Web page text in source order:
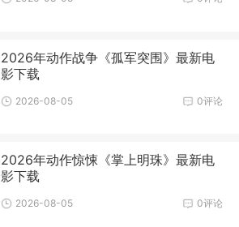
2026年动作战争《孤军突围》最新电
影下载
0评论
2026-08-05
2026年动作惊悚《掌上明珠》最新电
影下载
0评论
2026-08-05